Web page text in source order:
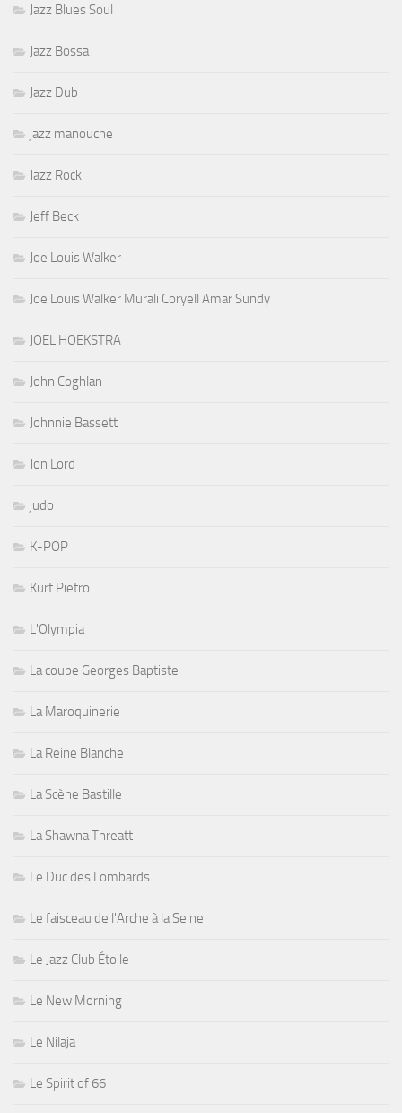
Jazz Blues Soul
Jazz Bossa
Jazz Dub
jazz manouche
Jazz Rock
Jeff Beck
Joe Louis Walker
Joe Louis Walker Murali Coryell Amar Sundy
JOEL HOEKSTRA
John Coghlan
Johnnie Bassett
Jon Lord
judo
K-POP
Kurt Pietro
L'Olympia
La coupe Georges Baptiste
La Maroquinerie
La Reine Blanche
La Scène Bastille
La Shawna Threatt
Le Duc des Lombards
Le faisceau de l'Arche à la Seine
Le Jazz Club Étoile
Le New Morning
Le Nilaja
Le Spirit of 66